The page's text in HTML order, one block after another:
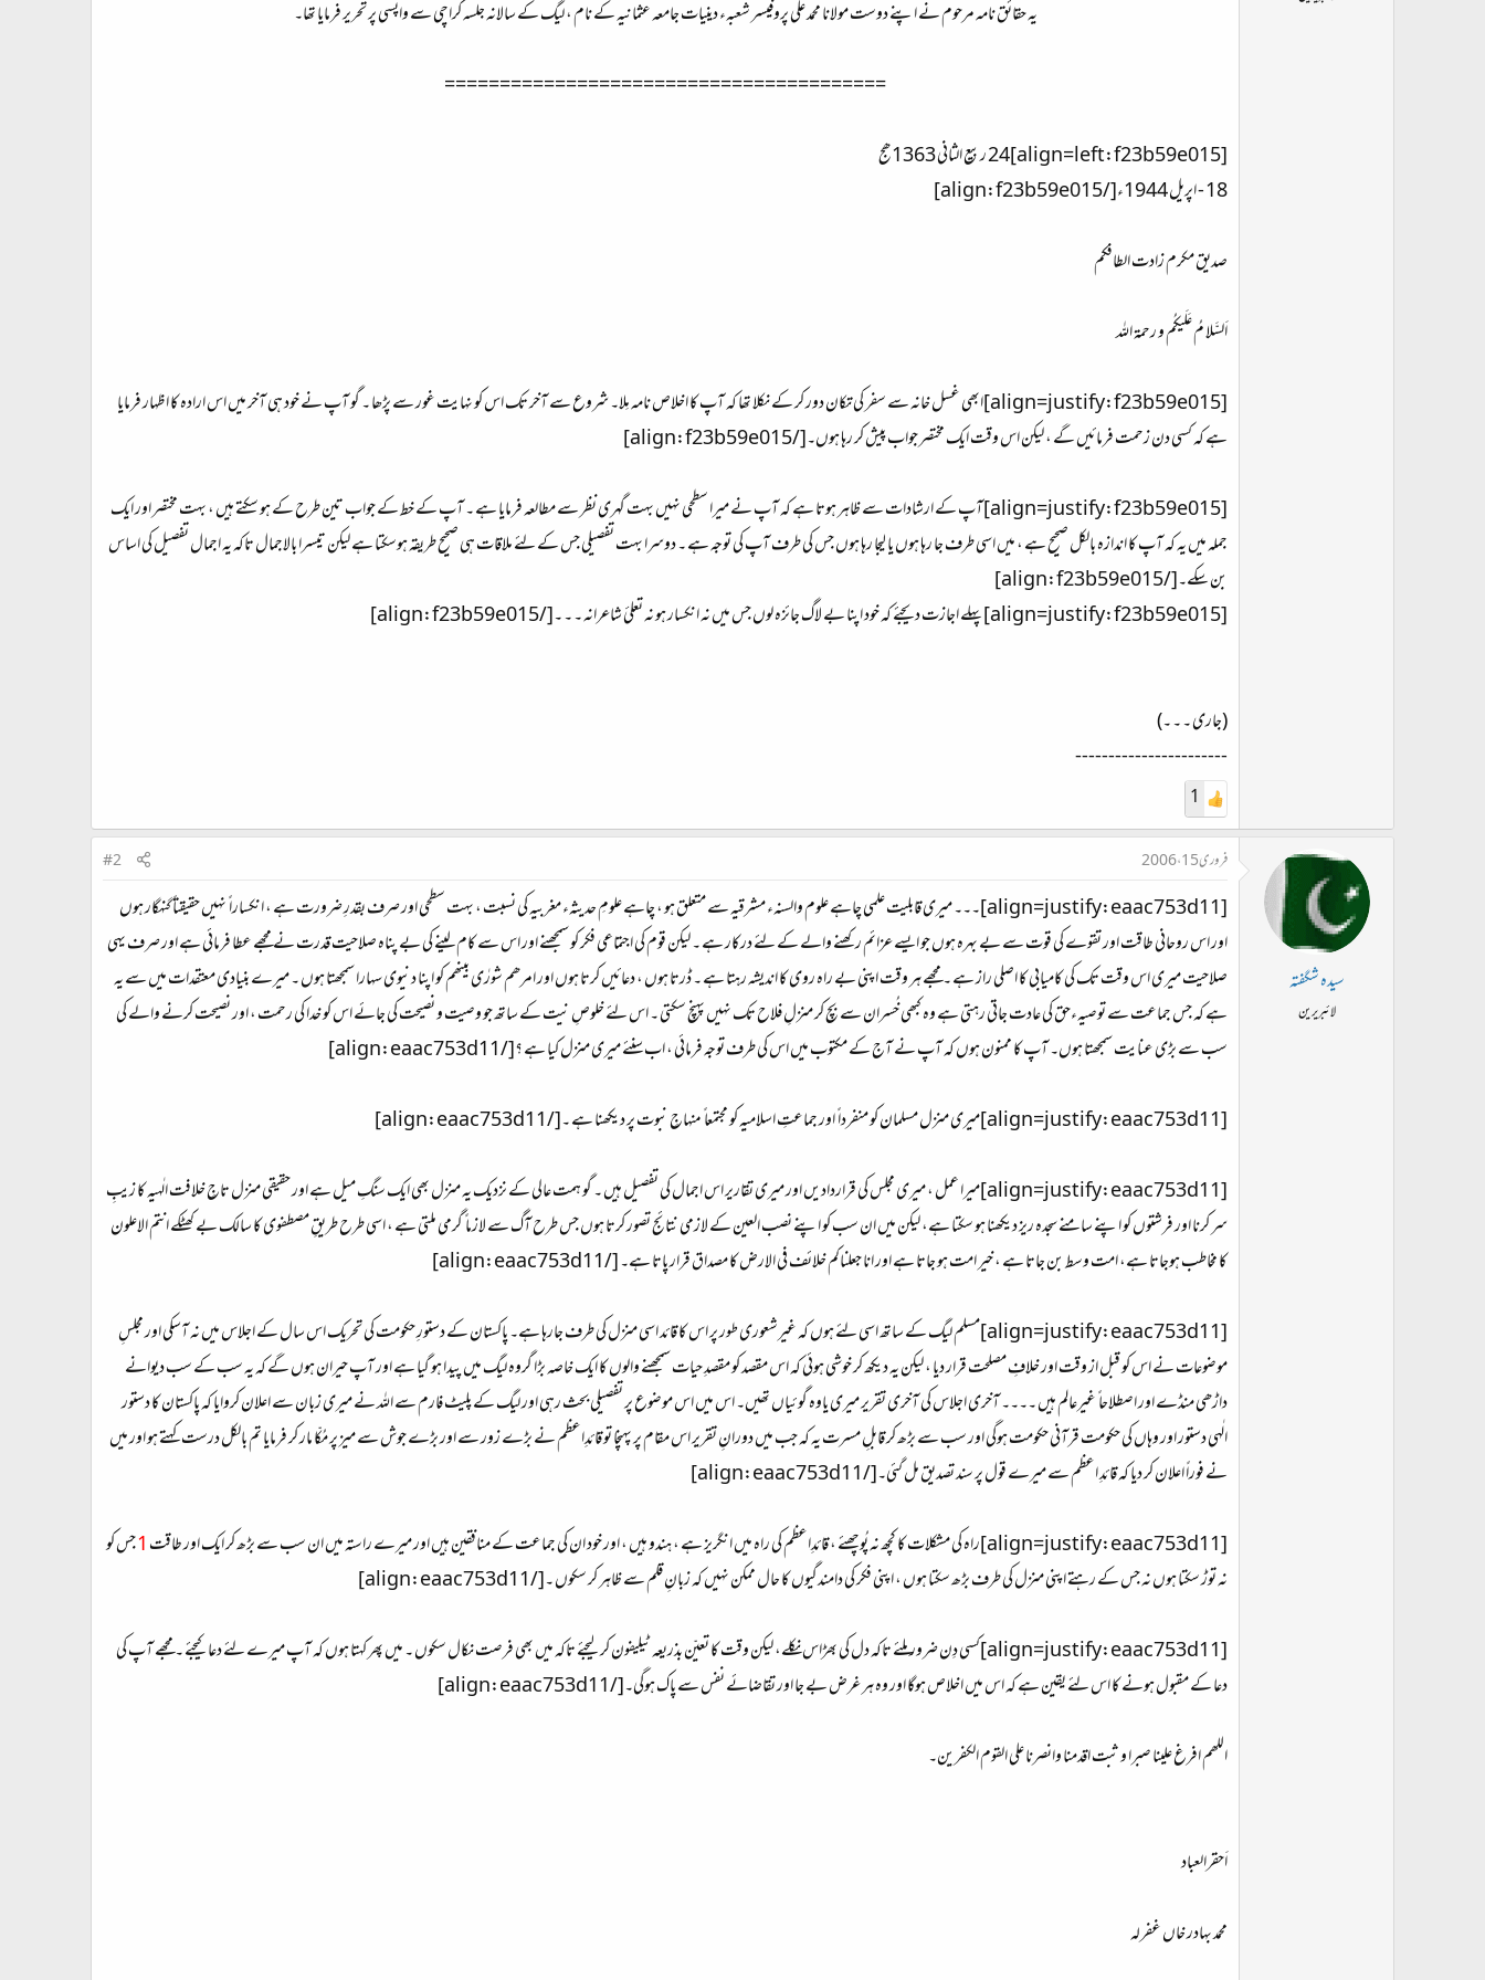
یہ حقائق نامہ مرحوم نے اپنے دوست مولانا محمد علی پروفیسر شعبہء دینیات جامعہ عثمانیہ کے نام ، لیگ کے سالانہ جلسہ کراچی سے واپسی پر تحریر فرمایا تھا۔
========================================​
[align=left:f23b59e015]24 ربیع الثانی 1363 ھج
18 - اپریل 1944ء[/align:f23b59e015]
صدیق مکرم زادت الطافکم
اَلسَّلا مُ عَلَیکُم و رحمۃ اللہ
[align=justify:f23b59e015]ابھی غسل خانہ سے سفر کی تکان دور کر کے نکلا تھا کہ آپ کا اخلاص نامہ مِلا۔ شروع سے آخر تک اس کو نہایت غور سے پڑھا ۔ گو آپ نے خود ہی آخر میں اس ارادہ کا اظہار فرمایا
ہے کہ کسی دن زحمت فرمائیں گے ، لیکن اس وقت ایک مختصر جواب پیش کر رہا ہوں۔[/align:f23b59e015]
[align=justify:f23b59e015]آپ کے ارشادات سے ظاہر ہوتا ہے کہ آپ نے میرا سطحی نہیں بہت گہری نظر سے مطالعہ فرمایا ہے ۔ آپ کے خط کے جواب تین طرح کے ہو سکتے ہیں ، بہت مختصر اور ایک
جملہ میں یہ کہ آپ کا اندازہ بالکل صحیح ہے ، میں اسی طرف جا رہا ہوں یا لیجا رہا ہوں جس کی طرف آپ کی توجہ ہے ۔ دوسرا بہت تفصیلی جس کے لئے ملاقات ہی صحیح طریقہ ہوسکتا ہے لیکن تیسرا بالاجمال تاکہ یہ اجمال تفصیل کی اساس
بن سکے۔[/align:f23b59e015]
[align=justify:f23b59e015]پہلے اجازت دیجئے کہ خود اپنا بے لاگ جائزہ لوں جس میں نہ انکسار ہو نہ تعلئ شاعرانہ ۔ ۔ ۔[/align:f23b59e015]
(جاری ۔ ۔ ۔)
-----------------------
1
سیدہ شگفتہ
لائبریرین
فروری 15، 2006 #2
[align=justify:eaac753d11]۔۔۔ میری قابلیت علمی چاہے علوم والسنہء مشرقیہ سے متعلق ہو ، چاہے علومِ حدیثہء مغربیہ کی نسبت ، بہت سطحی اور صرف بقدرِ ضرورت ہے ، انکسارا ً نہیں حقیقتاً گنہگار ہوں
اور اس روحانی طاقت اور تقوے کی قوت سے بے بہرہ ہوں جو ایسے عزائم رکھنے والے کے لئے درکار ہے ۔ لیکن قوم کی اجتماعی فکر کو سمجھنے اور اس سے کام لینے کی بے پناہ صلاحیت قدرت نے مجھے عطا فرمائی ہے اور صرف یہی
صلاحیت میری اس وقت تک کی کامیابی کا اصلی راز ہے ۔ مجھے ہر وقت اپنی بے راہ روی کا اندیشہ رہتا ہے ۔ ڈرتا ہوں ، دعائیں کرتا ہوں اور امرھم شورٰی بینھم کو اپنا دنیوی سہارا سمجھتا ہوں ۔ میرے بنیادی معتقدات میں سے یہ
ہے کہ جس جماعت سے توصیہءحق کی عادت جاتی رہتی ہے وہ کبھی خُسران سے بچ کر منزلِ فلاح تک نہیں پہنچ سکتی ۔ اس لئے خلوصِ نیت کے ساتھ جو وصیت و نصیحت کی جائے اس کو خدا کی رحمت ، اور نصیحت کرنے والے کی
سب سے بڑی عنایت سمجھتا ہوں۔ آپ کا ممنون ہوں کہ آپ نے آج کے مکتوب میں اس کی طرف توجہ فرمائی ، اب سنئے میری منزل کیا ہے ؟[/align:eaac753d11]
[align=justify:eaac753d11]میری منزل مسلمان کو منفردا ً اور جماعتِ اسلامیہ کو مجتمعا ً منہاجِ نبوت پر دیکھنا ہے ۔[/align:eaac753d11]
[align=justify:eaac753d11]میرا عمل ، میری مجلس کی قراردادیں اور میری تقاریر اس اجمال کی تفصیل ہیں ۔ گو ہمت عالی کے نزدیک یہ منزل بھی ایک سنگِ میل ہے اور حقیقی منزل تاجِ خلافت الٰہیہ کا زیبِ
سر کرنا اور فرشتوں کو اپنے سامنے سجدہ ریز دیکھنا ہو سکتا ہے، لیکن میں ان سب کو اپنے نصب العین کے لازمی نتائج تصور کرتا ہوں جس طرح آگ سے لازما ً گرمی ملتی ہے ، اسی طرح طریقِ مصطفوی کا سالک بے کھٹکے انتم الاعلون
کا مخاطب ہوجاتا ہے، امت وسط بن جاتا ہے ، خیر امت ہو جاتا ہے اور انا جعلناکم خلائف فی الارض کا مصداق قرار پاتا ہے۔ [/align:eaac753d11]
[align=justify:eaac753d11]مسلم لیگ کے ساتھ اسی لئے ہوں کہ غیرشعوری طور پر اس کا قائد اسی منزل کی طرف جارہا ہے۔ پاکستان کے دستورِ حکومت کی تحریک اس سال کے اجلاس میں نہ آسکی اور مجلسِ
موضوعات نے اس کو قبل از وقت اور خلافِ مصلحت قرار دیا ، لیکن یہ دیکھ کر خوشی ہوئی کہ اس مقصد کو مقصدِ حیات سمجھنے والوں کا ایک خاصہ بڑا گروہ لیگ میں پیدا ہو گیا ہے اور آپ حیران ہوں گے کہ یہ سب کے سب دیوانے
داڑھی منڈے اور اصطلاحا ً غیرعالم ہیں ۔۔۔۔ آخری اجلاس کی آخری تقریر میری یاوہ گوئیاں تھیں۔ اس میں اس موضوع پر تفصیلی بحث رہی اور لیگ کے پلیٹ فارم سے اللہ نے میری زبان سے اعلان کروایا کہ پاکستان کا دستور
الٰہی دستور اور وہاں کی حکومت قرآنی حکومت ہوگی اور سب سے بڑھ کر قابلِ مسرت یہ کہ جب میں دورانِ تقریر اس مقام پر پہنچا تو قائدِاعظم نے بڑے زور سے اور بڑے جوش سے میز پر مُکّا مار کر فرمایا تم بالکل درست کہتے ہو اور میں
نے فوراً اعلان کر دیا کہ قائدِ اعظم سے میرے قول پر سند تصدیق مل گئی۔[/align:eaac753d11]
[align=justify:eaac753d11]راہ کی مشکلات کا کچھ نہ پُوچھئے ، قائدِاعظم کی راہ میں انگریز ہے ، ہندو ہیں ، اور خود ان کی جماعت کے منافقین ہیں اور میرے راستہ میں ان سب سے بڑھ کر ایک اور طاقت 1جس کو
نہ توڑ سکتا ہوں نہ جس کے رہتے اپنی منزل کی طرف بڑھ سکتا ہوں ، اپنی فکر کی دامندگیوں کا حال ممکن نہیں کہ زبانِ قلم سے ظاہر کر سکوں ۔[/align:eaac753d11]
[align=justify:eaac753d11]کسی دِن ضرور ملئے تاکہ دل کی بھڑاس نکلے، لیکن وقت کا تعیّن بذریعہ ٹیلیفون کر لیجئے تاکہ میں بھی فرصت نکال سکوں ۔ میں پھر کہتا ہوں کہ آپ میرے لئے دعا کیجئے ۔ مجھے آپ کی
دعا کے مقبول ہونے کا اس لئے یقین ہے کہ اس میں اخلاص ہوگا اور وہ ہر غرض بے جا اور تقاضائے نفس سے پاک ہوگی۔[/align:eaac753d11]
اللھم افرغ علینا صبرا و ثبت اقدمنا وانصرنا علی القوم الکفرین۔
اَحقرالعباد
محمد بہادر خاں غفرلہ